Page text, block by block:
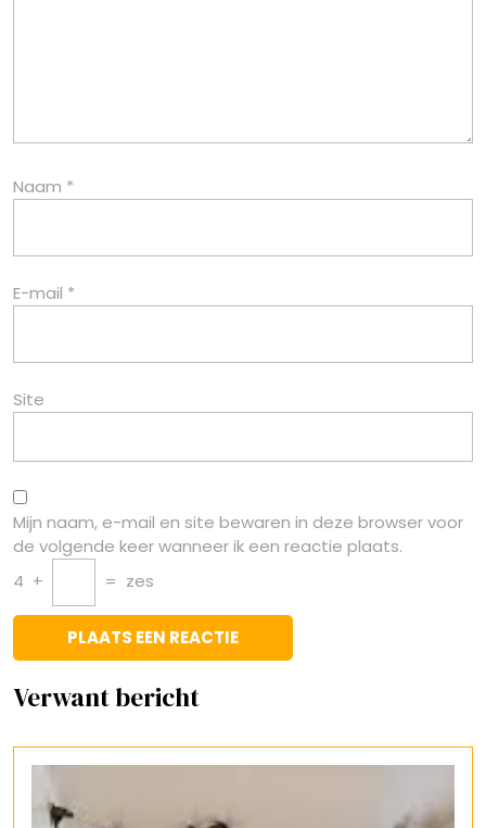
Naam *
E-mail *
Site
Mijn naam, e-mail en site bewaren in deze browser voor
de volgende keer wanneer ik een reactie plaats.
4 + = zes
Verwant bericht